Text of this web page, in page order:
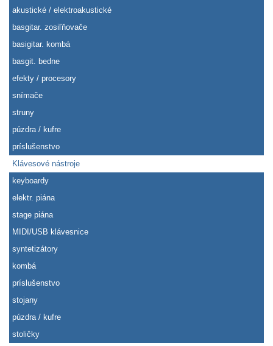
akustické / elektroakustické
basgitar. zosiľňovače
basigitar. kombá
basgit. bedne
efekty / procesory
snímače
struny
púzdra / kufre
príslušenstvo
Klávesové nástroje
keyboardy
elektr. piána
stage piána
MIDI/USB klávesnice
syntetizátory
kombá
príslušenstvo
stojany
púzdra / kufre
stoličky